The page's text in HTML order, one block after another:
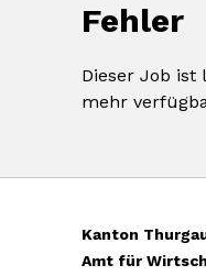
Fehler
Dieser Job
mehr
Kanton
Amt für